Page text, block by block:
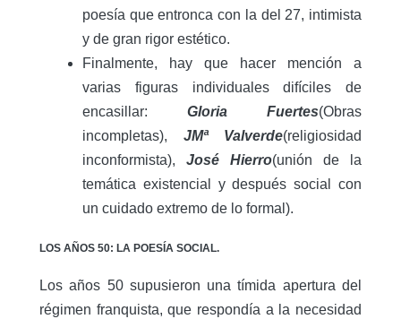
poesía que entronca con la del 27, intimista
y de gran rigor estético.
Finalmente, hay que hacer mención a
varias figuras individuales difíciles de
encasillar: Gloria Fuertes(Obras
incompletas), JMª Valverde(religiosidad
inconformista), José Hierro(unión de la
temática existencial y después social con
un cuidado extremo de lo formal).
LOS AÑOS 50: LA POESÍA SOCIAL.
Los años 50 supusieron una tímida apertura del
régimen franquista, que respondía a la necesidad